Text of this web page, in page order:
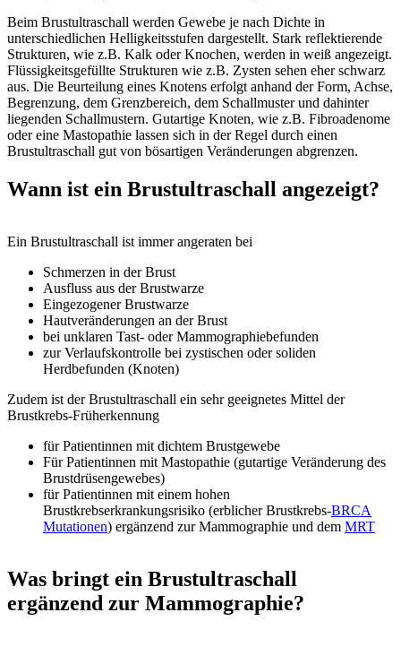
Beim Brustultraschall werden Gewebe je nach Dichte in
unterschiedlichen Helligkeitsstufen dargestellt. Stark reflektierende
Strukturen, wie z.B. Kalk oder Knochen, werden in weiß angezeigt.
Flüssigkeitsgefüllte Strukturen wie z.B. Zysten sehen eher schwarz
aus. Die Beurteilung eines Knotens erfolgt anhand der Form, Achse,
Begrenzung, dem Grenzbereich, dem Schallmuster und dahinter
liegenden Schallmustern. Gutartige Knoten, wie z.B. Fibroadenome
oder eine Mastopathie lassen sich in der Regel durch einen
Brustultraschall gut von bösartigen Veränderungen abgrenzen.
Wann ist ein Brustultraschall angezeigt?
Ein Brustultraschall ist immer angeraten bei
Schmerzen in der Brust
Ausfluss aus der Brustwarze
Eingezogener Brustwarze
Hautveränderungen an der Brust
bei unklaren Tast- oder Mammographiebefunden
zur Verlaufskontrolle bei zystischen oder soliden
Herdbefunden (Knoten)
Zudem ist der Brustultraschall ein sehr geeignetes Mittel der
Brustkrebs-Früherkennung
für Patientinnen mit dichtem Brustgewebe
Für Patientinnen mit Mastopathie (gutartige Veränderung des
Brustdrüsengewebes)
für Patientinnen mit einem hohen
Brustkrebserkrankungsrisiko (erblicher Brustkrebs-BRCA
Mutationen) ergänzend zur Mammographie und dem MRT
Was bringt ein Brustultraschall
ergänzend zur Mammographie?